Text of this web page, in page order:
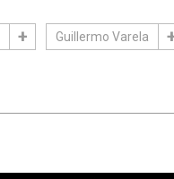
Guillermo Varela